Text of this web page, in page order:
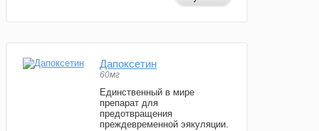
Дапоксетин
60мг
Единственный в мире
препарат для
предотвращения
преждевременной эякуляции.